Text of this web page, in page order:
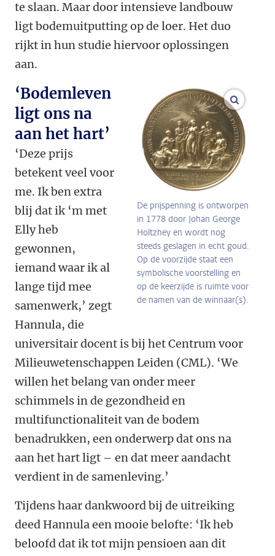
te slaan. Maar door intensieve landbouw
ligt bodemuitputting op de loer. Het duo
rijkt in hun studie hiervoor oplossingen
aan.
De prijspenning is ontworpen
in 1778 door Johan George
Holtzhey en wordt nog
steeds geslagen in echt goud.
Op de voorzijde staat een
symbolische voorstelling en
op de keerzijde is ruimte voor
de namen van de winnaar(s).
‘Bodemleven
ligt ons na
aan het hart’
‘Deze prijs
betekent veel voor
me. Ik ben extra
blij dat ik ‘m met
Elly heb
gewonnen,
iemand waar ik al
lange tijd mee
samenwerk,’ zegt
Hannula, die
universitair docent is bij het Centrum voor
Milieuwetenschappen Leiden (CML). ‘We
willen het belang van onder meer
schimmels in de gezondheid en
multifunctionaliteit van de bodem
benadrukken, een onderwerp dat ons na
aan het hart ligt – en dat meer aandacht
verdient in de samenleving.’
Tijdens haar dankwoord bij de uitreiking
deed Hannula een mooie belofte: ‘Ik heb
beloofd dat ik tot mijn pensioen aan dit